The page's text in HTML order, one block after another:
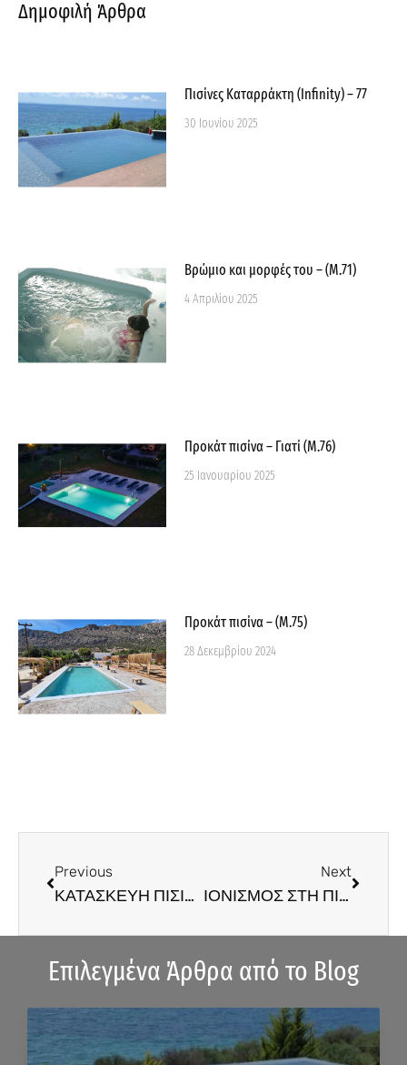
o
k
e
Δημοφιλή Άρθρα
Πισίνες Καταρράκτη (Infinity) – 77
30 Ιουνίου 2025
Βρώμιο και μορφές του – (M.71)
4 Απριλίου 2025
Προκάτ πισίνα – Γιατί (M.76)
25 Ιανουαρίου 2025
Προκάτ πισίνα – (Μ.75)
28 Δεκεμβρίου 2024
Previous
ΚΑΤΑΣΚΕΥΗ ΠΙΣΙΝΑΣ ΓΙΑ ΑΜΕΑ – (M.28)
Next
ΙΟΝΙΣΜΟΣ ΣΤΗ ΠΙΣΙΝΑ -(M.30)
Επιλεγμένα Άρθρα από το Blog